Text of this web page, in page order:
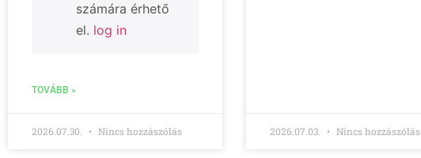
számára érhető
el. log in
TOVÁBB »
2026.07.30. Nincs hozzászólás 2026.07.03. Nincs hozzászólás